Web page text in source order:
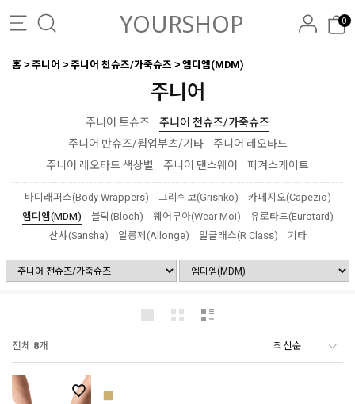
YOURSHOP 0
홈 주니어 주니어 천슈즈/가죽슈즈 엠디엠(MDM)
주니어
주니어 토슈즈
주니어 천슈즈/가죽슈즈
주니어 반슈즈/웜업부츠/기타 주니어 레오타드
주니어 레오타드 색상별
주니어 댄스웨어 피겨스케이트
바디래퍼스(Body Wrappers) 그리쉬코(Grishko)
카페지오(Capezio)
엠디엠(MDM)
블락(Bloch) 웨어무아(Wear Moi)
유로타드(Eurotard)
산샤(Sansha)
알롱제(Allonge) 알클래스(R Class) 기타
전체 8개